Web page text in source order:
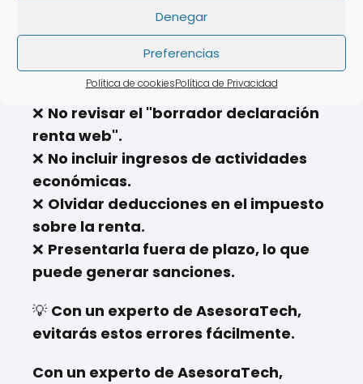
Denegar
Preferencias
Política de cookiesPolítica de Privacidad
Para evitar fallos con laAgencia
Tributaria, ten en cuenta estos errores:
❌ No revisar el "borrador declaración
renta web".
❌ No incluir ingresos de actividades
económicas.
❌ Olvidar deducciones en el impuesto
sobre la renta.
❌ Presentarla fuera de plazo, lo que
puede generar sanciones.
💡 Con un experto de AsesoraTech,
evitarás estos errores fácilmente.
Con un experto de AsesoraTech,